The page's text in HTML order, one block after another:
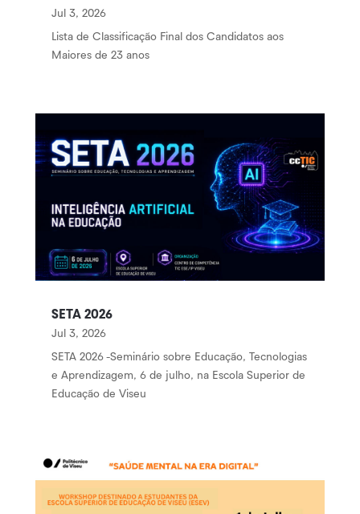
Jul 3, 2026
Lista de Classificação Final dos Candidatos aos
Maiores de 23 anos
SETA 2026
Jul 3, 2026
SETA 2026 -Seminário sobre Educação, Tecnologias
e Aprendizagem, 6 de julho, na Escola Superior de
Educação de Viseu